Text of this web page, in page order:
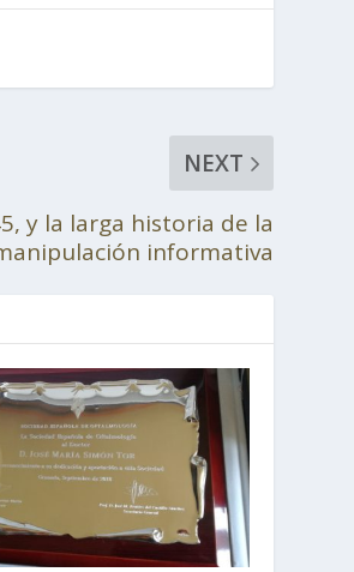
NEXT
y la larga historia de la
informativa